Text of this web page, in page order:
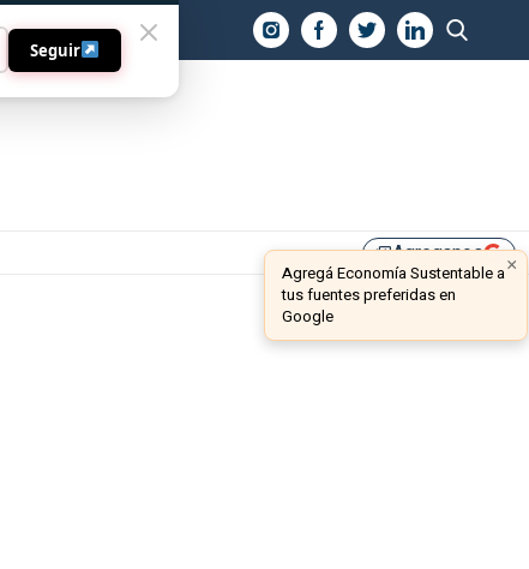
library_addAgreganos ×
Agregá Economía Sustentable a
tus fuentes preferidas en
Google
Seguir